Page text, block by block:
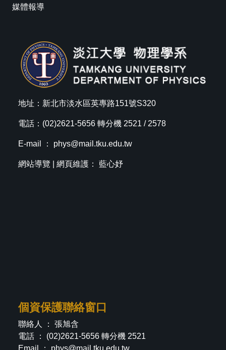
媒體報導
地址：新北市淡水區英專路151號S320
電話：(02)2621-5656 轉分機 2521 / 2578
E-mail ： phys@mail.tku.edu.tw
網站導覽 | 網頁維護： 藍心妤
個資保護聯絡窗口
聯絡人 ： 張旭含
電話 ： (02)2621-5656 轉分機 2521
Email ： phys@mail.tku.edu.tw